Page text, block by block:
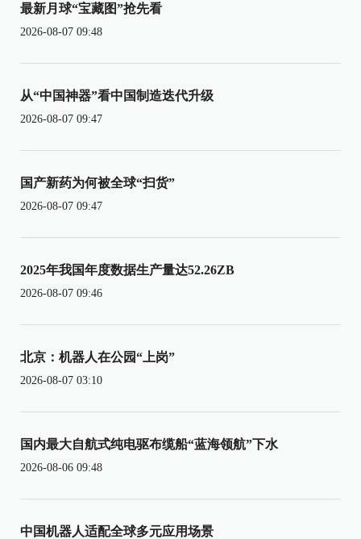
最新月球“宝藏图”抢先看
2026-08-07 09:48
从“中国神器”看中国制造迭代升级
2026-08-07 09:47
国产新药为何被全球“扫货”
2026-08-07 09:47
2025年我国年度数据生产量达52.26ZB
2026-08-07 09:46
北京：机器人在公园“上岗”
2026-08-07 03:10
国内最大自航式纯电驱布缆船“蓝海领航”下水
2026-08-06 09:48
中国机器人适配全球多元应用场景